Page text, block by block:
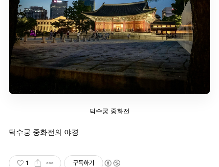
덕수궁 중화전
덕수궁 중화전의 야경
1 구독하기